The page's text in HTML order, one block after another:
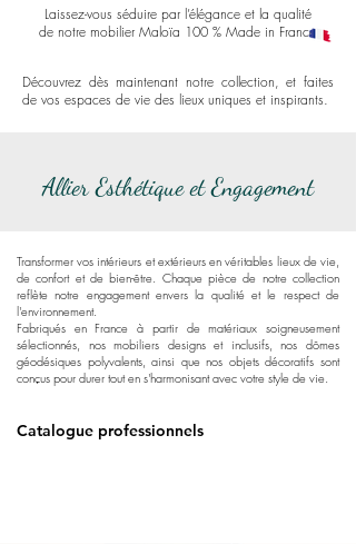
Laissez-vous séduire par l’élégance et la qualité
de notre mobilier Maloïa 100 % Made in France
Découvrez dès maintenant notre collection, et faites
de vos espaces de vie des lieux uniques et inspirants.
Allier Esthétique et Engagement
Transformer vos intérieurs et extérieurs en véritables lieux de vie,
de confort et de bien-être. Chaque pièce de notre collection
reflète notre engagement envers la qualité et le respect de
l'environnement.
Fabriqués en France à partir de matériaux soigneusement
sélectionnés, nos mobiliers designs et inclusifs, nos dômes
géodésiques polyvalents, ainsi que nos objets décoratifs sont
conçus pour durer tout en s'harmonisant avec votre style de vie.
Catalogue professionnels